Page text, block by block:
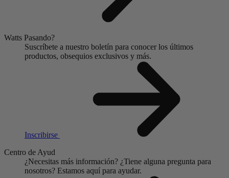
Watts Pasando?
Suscríbete a nuestro boletín para conocer los últimos
productos, obsequios exclusivos y más.
Inscribirse
Centro de Ayud
¿Necesitas más información? ¿Tiene alguna pregunta para
nosotros? Estamos aquí para ayudar.